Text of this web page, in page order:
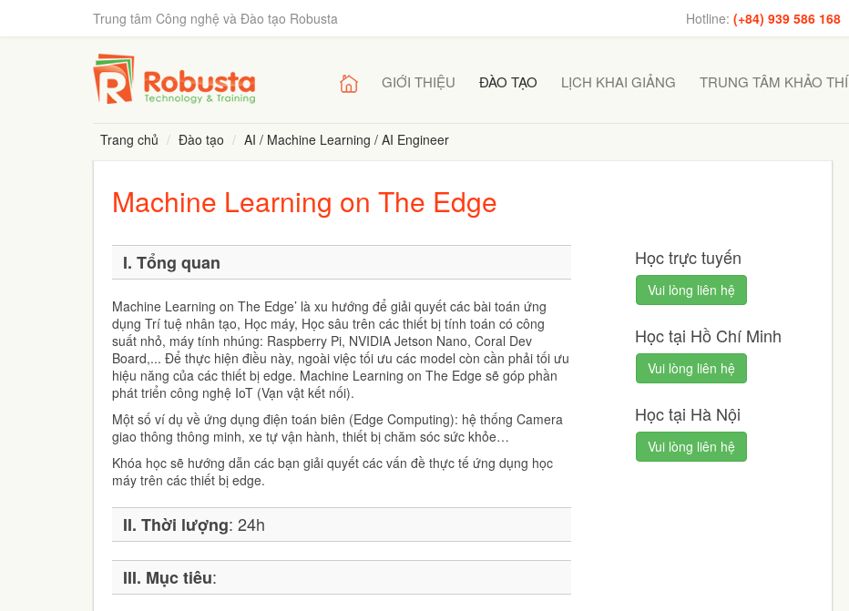
Trung tâm Công nghệ và Đào tạo Robusta Hotline: (+84) 939 586 168
GIỚI THIỆU ĐÀO TẠO LỊCH KHAI GIẢNG TRUNG TÂM KHẢO THÍ
Trang chủ Đào tạo AI / Machine Learning / AI Engineer
Machine Learning on The Edge
I. Tổng quan
Machine Learning on The Edge’ là xu hướng để giải quyết các bài toán ứng
dụng Trí tuệ nhân tạo, Học máy, Học sâu trên các thiết bị tính toán có công
suất nhỏ, máy tính nhúng: Raspberry Pi, NVIDIA Jetson Nano, Coral Dev
Board,... Để thực hiện điều này, ngoài việc tối ưu các model còn cần phải tối ưu
hiệu năng của các thiết bị edge. Machine Learning on The Edge sẽ góp phần
phát triển công nghệ IoT (Vạn vật kết nối).
Một số ví dụ về ứng dụng điện toán biên (Edge Computing): hệ thống Camera
giao thông thông minh, xe tự vận hành, thiết bị chăm sóc sức khỏe…
Khóa học sẽ hướng dẫn các bạn giải quyết các vấn đề thực tế ứng dụng học
máy trên các thiết bị edge.
II. Thời lượng: 24h
III. Mục tiêu:
Học trực tuyến
Vui lòng liên hệ
Học tại Hồ Chí Minh
Vui lòng liên hệ
Học tại Hà Nội
Vui lòng liên hệ